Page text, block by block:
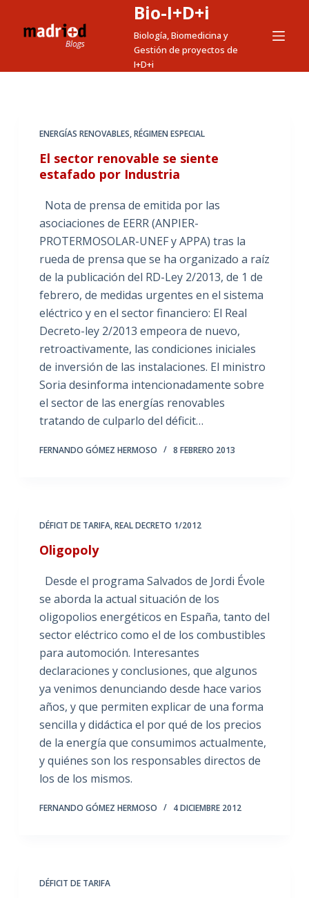
t
Bio-I+D+i
Biología, Biomedicina y
Gestión de proyectos de
I+D+i
ENERGÍAS RENOVABLES,RÉGIMEN ESPECIAL
El sector renovable se siente
estafado por Industria
Nota de prensa de emitida por las
asociaciones de EERR (ANPIER-
PROTERMOSOLAR-UNEF y APPA) tras la
rueda de prensa que se ha organizado a raíz
de la publicación del RD-Ley 2/2013, de 1 de
febrero, de medidas urgentes en el sistema
eléctrico y en el sector financiero: El Real
Decreto-ley 2/2013 empeora de nuevo,
retroactivamente, las condiciones iniciales
de inversión de las instalaciones. El ministro
Soria desinforma intencionadamente sobre
el sector de las energías renovables
tratando de culparlo del déficit…
FERNANDO GÓMEZ HERMOSO 8 FEBRERO 2013
DÉFICIT DE TARIFA,REAL DECRETO 1/2012
Oligopoly
Desde el programa Salvados de Jordi Évole
se aborda la actual situación de los
oligopolios energéticos en España, tanto del
sector eléctrico como el de los combustibles
para automoción. Interesantes
declaraciones y conclusiones, que algunos
ya venimos denunciando desde hace varios
años, y que permiten explicar de una forma
sencilla y didáctica el por qué de los precios
de la energía que consumimos actualmente,
y quiénes son los responsables directos de
los de los mismos.
FERNANDO GÓMEZ HERMOSO 4 DICIEMBRE 2012
DÉFICIT DE TARIFA